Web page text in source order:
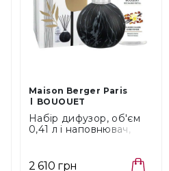
Maison Berger Paris
BOUQUET
Набір дифузор, об'єм
0,41 л і наповнювач,
Powder (7770)
2 610 грн